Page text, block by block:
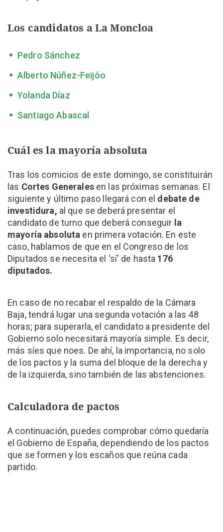
Los candidatos a La Moncloa
Pedro Sánchez
Alberto Núñez-Feijóo
Yolanda Díaz
Santiago Abascal
Cuál es la mayoría absoluta
Tras los comicios de este domingo, se constituirán
las Cortes Generales en las próximas semanas. El
siguiente y último paso llegará con el debate de
investidura, al que se deberá presentar el
candidato de turno que deberá conseguir la
mayoría absoluta en primera votación. En este
caso, hablamos de que en el Congreso de los
Diputados se necesita el 'sí' de hasta 176
diputados.
En caso de no recabar el respaldo de la Cámara
Baja, tendrá lugar una segunda votación a las 48
horas; para superarla, el candidato a presidente del
Gobierno solo necesitará mayoría simple. Es decir,
más síes que noes. De ahí, la importancia, no solo
de los pactos y la suma del bloque de la derecha y
de la izquierda, sino también de las abstenciones.
Calculadora de pactos
A continuación, puedes comprobar cómo quedaría
el Gobierno de España, dependiendo de los pactos
que se formen y los escaños que reúna cada
partido.